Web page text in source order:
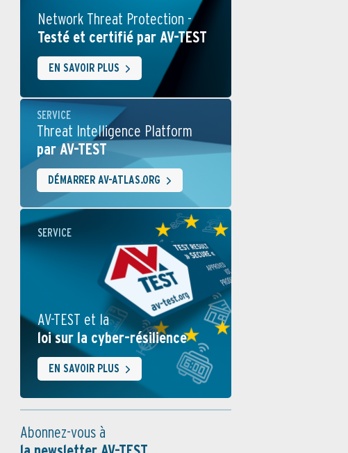
Network Threat Protection -
Testé et certifié par AV-TEST
EN SAVOIR PLUS
SERVICE
Threat Intelligence Platform
par AV-TEST
DÉMARRER AV-ATLAS.ORG
SERVICE
AV-TEST et la
loi sur la cyber-résilience
EN SAVOIR PLUS
Abonnez-vous à